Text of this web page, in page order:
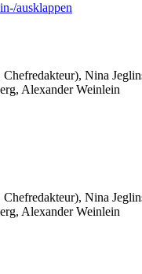
ausklappen
Nina
Alexander Weinlein
Nina
Alexander Weinlein